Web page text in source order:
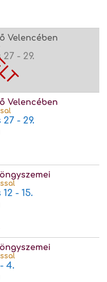
Velencében
- 29.
Velencében
- 29.
- 15.
4.